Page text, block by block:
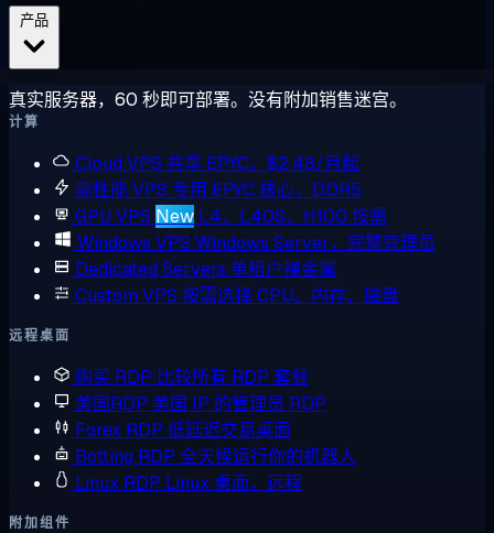
真实服务器，60 秒即可部署。没有附加销售迷宫。
计算
Cloud VPS 共享 EPYC，$2.48/月起
高性能 VPS 专用 EPYC 核心，DDR5
GPU VPS New L4、L40S、H100 按需
Windows VPS Windows Server，完整管理员
Dedicated Servers 单租户裸金属
Custom VPS 按需选择 CPU、内存、磁盘
远程桌面
购买 RDP 比较所有 RDP 套餐
美国RDP 美国 IP 的管理员 RDP
Forex RDP 低延迟交易桌面
Botting RDP 全天候运行你的机器人
Linux RDP Linux 桌面，远程
附加组件